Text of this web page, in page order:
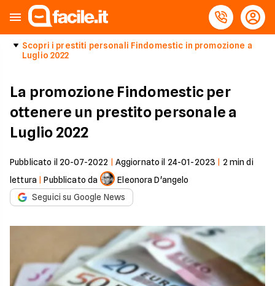
Scopri i prestiti personali Findomestic in promozione a
Luglio 2022
La promozione Findomestic per
ottenere un prestito personale a
Luglio 2022
Pubblicato il 20-07-2022 Aggiornato il 24-01-2023 2 min di
lettura |Pubblicato da
Eleonora D'angelo
Seguici su Google News